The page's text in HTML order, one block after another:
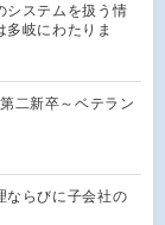
システムを扱う情
岐にわたりま
二新卒～ベテラン
ならびに子会社の